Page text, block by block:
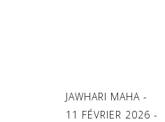
JAWHARI MAHA
11 FÉVRIER 2026